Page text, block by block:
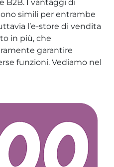
B2B. I vantaggi di
simili per entrambe
l’e-store di vendita
in più, che
garantire
funzioni. Vediamo nel